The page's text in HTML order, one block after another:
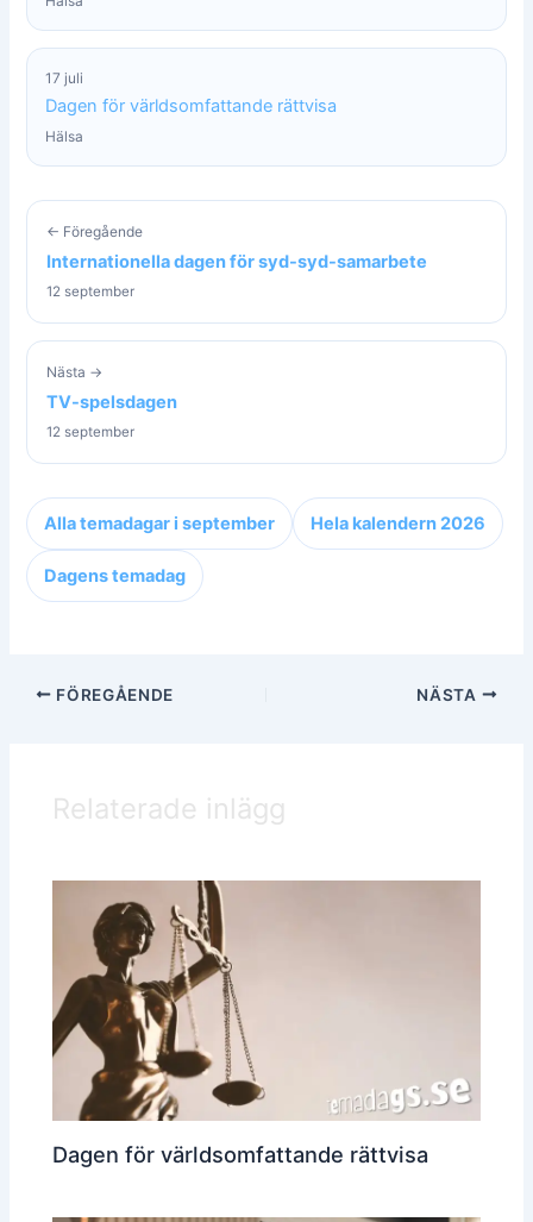
17 juli
Dagen för världsomfattande rättvisa
Hälsa
← Föregående
Internationella dagen för syd-syd-samarbete
12 september
Nästa →
TV-spelsdagen
12 september
Alla temadagar i september Hela kalendern 2026
Dagens temadag
FÖREGÅENDE NÄSTA
Relaterade inlägg
Dagen för världsomfattande rättvisa